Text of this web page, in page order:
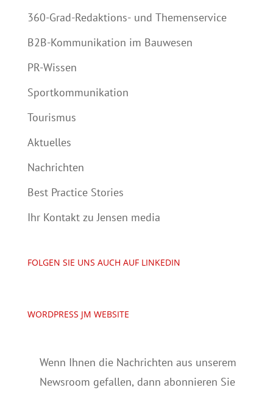
360-Grad-Redaktions- und Themenservice
B2B-Kommunikation im Bauwesen
PR-Wissen
Sportkommunikation
Tourismus
Aktuelles
Nachrichten
Best Practice Stories
Ihr Kontakt zu Jensen media
FOLGEN SIE UNS AUCH AUF LINKEDIN
WORDPRESS JM WEBSITE
Wenn Ihnen die Nachrichten aus unserem
Newsroom gefallen, dann abonnieren Sie